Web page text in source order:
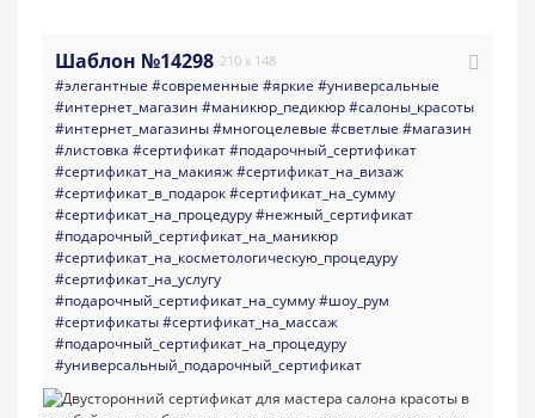
Шаблон №14298 210 x 148
#элегантные #современные #яркие #универсальные
#интернет_магазин #маникюр_педикюр#салоны_красоты
#интернет_магазины#многоцелевые #светлые #магазин
#листовка #сертификат#подарочный_сертификат
#сертификат_на_макияж#сертификат_на_визаж
#сертификат_в_подарок#сертификат_на_сумму
#сертификат_на_процедуру#нежный_сертификат
#подарочный_сертификат_на_маникюр
#сертификат_на_косметологическую_процедуру
#сертификат_на_услугу
#подарочный_сертификат_на_сумму#шоу_рум
#сертификаты#сертификат_на_массаж
#подарочный_сертификат_на_процедуру
#универсальный_подарочный_сертификат